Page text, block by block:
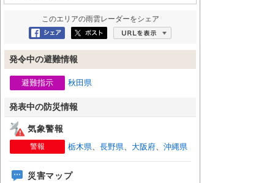
このエリアの雨雲レーダーをシェア
Facebookにシェア
ポスト
発令中の避難情報
避難指示 秋田県
発表中の防災情報
気象警報
警報 栃木県、 長野県、 大阪府、 沖縄県
災害マップ